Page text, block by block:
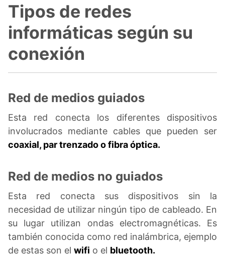
Tipos de redes
informáticas según su
conexión
Red de medios guiados
Esta red conecta los diferentes dispositivos
involucrados mediante cables que pueden ser
coaxial, par trenzado o fibra óptica.
Red de medios no guiados
Esta red conecta sus dispositivos sin la
necesidad de utilizar ningún tipo de cableado. En
su lugar utilizan ondas electromagnéticas. Es
también conocida como red inalámbrica, ejemplo
de estas son el wifi o el bluetooth.